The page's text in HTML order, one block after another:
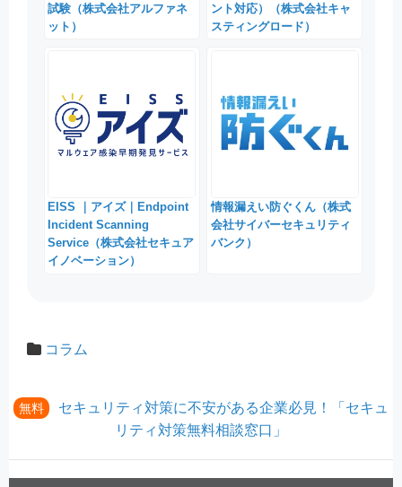
試験（株式会社アルファネ
ット）
ント対応）（株式会社キャ
スティングロード）
EISS ｜アイズ｜Endpoint
Incident Scanning
Service（株式会社セキュア
イノベーション）
情報漏えい防ぐくん（株式
会社サイバーセキュリティ
バンク）
コラム
無料
セキュリティ対策に不安がある企業必見！「セキュ
リティ対策無料相談窓口」